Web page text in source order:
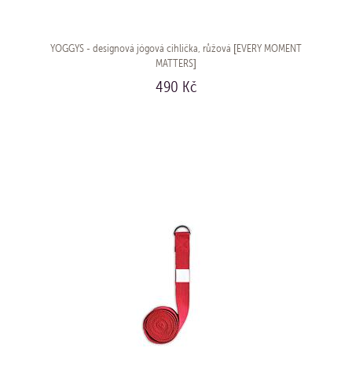
YOGGYS - designová jógová cihlička, růžová [EVERY MOMENT
MATTERS]
490 Kč